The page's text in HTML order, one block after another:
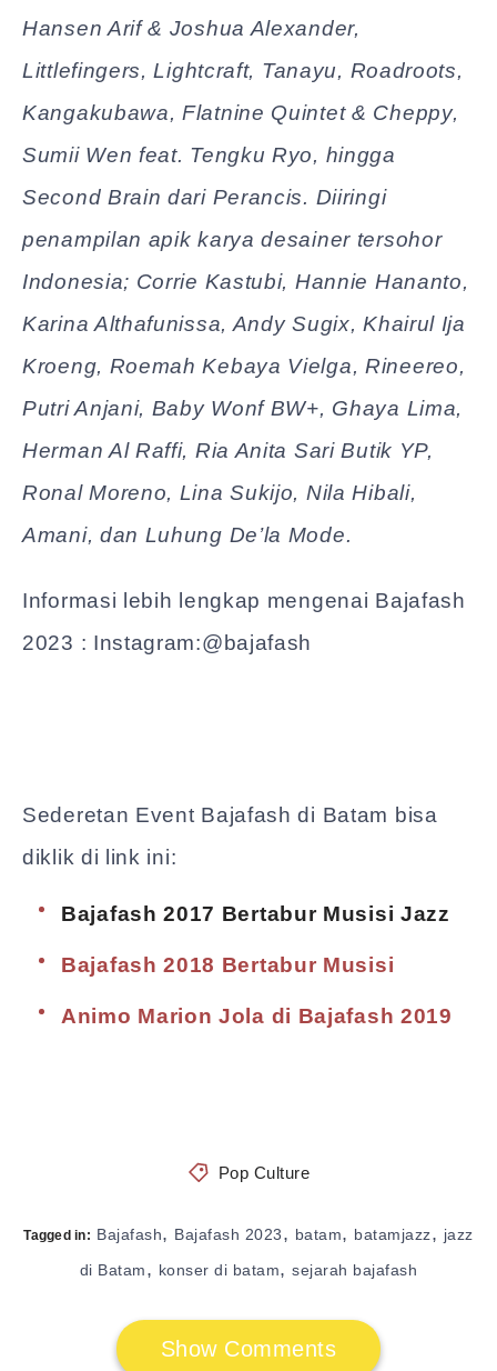
Hansen Arif & Joshua Alexander,
Littlefingers, Lightcraft, Tanayu, Roadroots,
Kangakubawa, Flatnine Quintet & Cheppy,
Sumii Wen feat. Tengku Ryo, hingga
Second Brain dari Perancis. Diiringi
penampilan apik karya desainer tersohor
Indonesia; Corrie Kastubi, Hannie Hananto,
Karina Althafunissa, Andy Sugix, Khairul Ija
Kroeng, Roemah Kebaya Vielga, Rineereo,
Putri Anjani, Baby Wonf BW+, Ghaya Lima,
Herman Al Raffi, Ria Anita Sari Butik YP,
Ronal Moreno, Lina Sukijo, Nila Hibali,
Amani, dan Luhung De’la Mode.
Informasi lebih lengkap mengenai Bajafash
2023 : Instagram:@bajafash
Sederetan Event Bajafash di Batam bisa
diklik di link ini:
Bajafash 2017 Bertabur Musisi Jazz
Bajafash 2018 Bertabur Musisi
Animo Marion Jola di Bajafash 2019
Pop Culture
Tagged in: Bajafash, Bajafash 2023, batam, batamjazz, jazz
di Batam, konser di batam,sejarah bajafash
Show Comments